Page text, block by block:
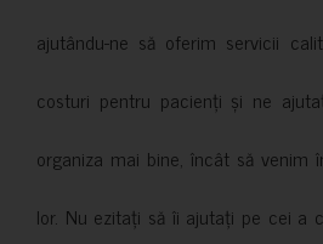
ajutându-ne să oferim servicii
costuri pentru pacienți și ne
organiza mai bine, încât să venim
lor. Nu ezitați să îi ajutați pe cei a